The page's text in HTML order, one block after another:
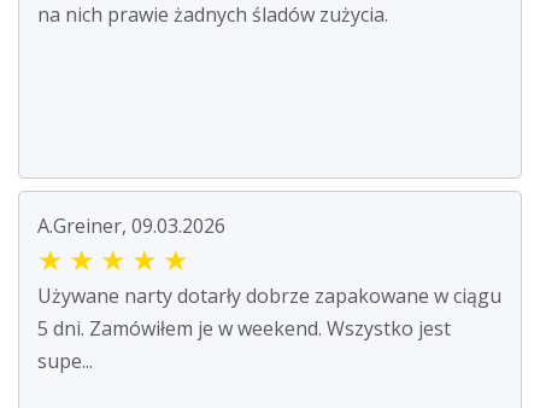
na nich prawie żadnych śladów zużycia.
A.Greiner, 09.03.2026
★ ★ ★ ★ ★
Używane narty dotarły dobrze zapakowane w ciągu
5 dni. Zamówiłem je w weekend. Wszystko jest
supe...